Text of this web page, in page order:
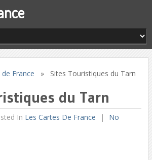
France » Sites Touristiques du Tarn
du Tarn
In Les Cartes De France
No